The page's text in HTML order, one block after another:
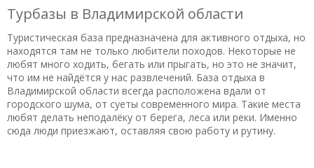
Владислав о Гостевой дом «Подворье»
07.05.2020 в 14:42
Ездили в Суздаль на два дня, останавливались.Баней, ничем
не пользовались, только жили, место нормальное для
ночлега и отдыха туристов) Отличный уютный номер и
завтраки нормальные. Претензий не имеем! Расположен
дом удобно.
8,7
Турбазы в Владимирской области
Туристическая база предназначена для активного отдыха, но
находятся там не только любители походов. Некоторые не
любят много ходить, бегать или прыгать, но это не значит,
что им не найдётся у нас развлечений. База отдыха в
Владимирской области всегда расположена вдали от
городского шума, от суеты современного мира. Такие места
любят делать неподалёку от берега, леса или реки. Именно
сюда люди приезжают, оставляя свою работу и рутину.